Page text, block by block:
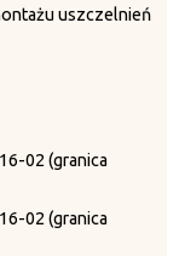
produktuszczelnień
02 (granica
02 (granica